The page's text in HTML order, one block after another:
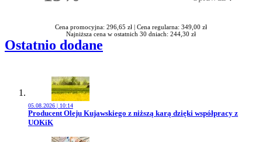
Rabatu
Cena promocyjna: 296,65 zł | Cena regularna: 349,00 zł
Najniższa cena w ostatnich 30 dniach: 244,30 zł
Ostatnio dodane
05.08.2026 | 10:14
Przejdź do artykułu:
Producent Oleju Kujawskiego z niższą karą dzięki współpracy z
UOKiK